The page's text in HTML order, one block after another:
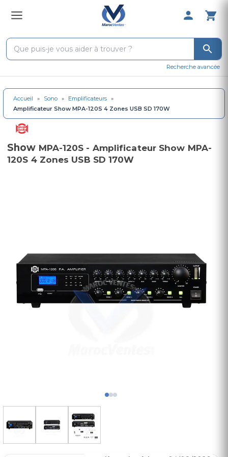
0 Produit
Recherche avancée
Accueil » Sono » Emplificateurs »
Amplificateur Show MPA-120S 4 Zones USB SD 170W
Show MPA-120S - Amplificateur Show MPA-
120S 4 Zones USB SD 170W